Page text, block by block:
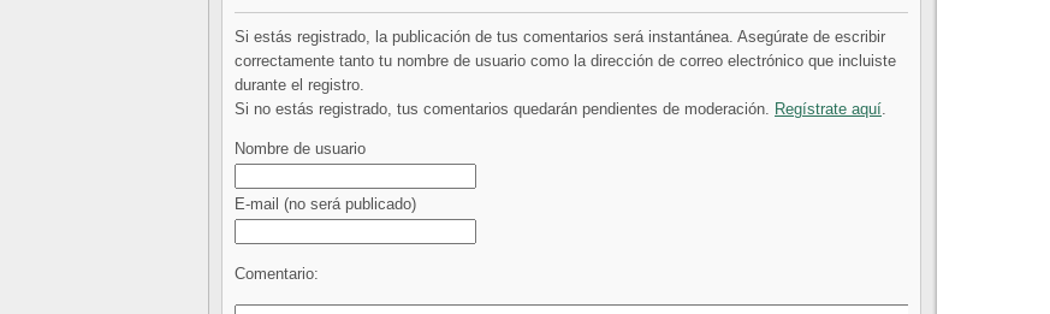
Si estás registrado, la publicación de tus comentarios será instantánea. Asegúrate de escribir
correctamente tanto tu nombre de usuario como la dirección de correo electrónico que incluiste
durante el registro.
Si no estás registrado, tus comentarios quedarán pendientes de moderación. Regístrate aquí.
Nombre de usuario
E-mail (no será publicado)
Comentario: